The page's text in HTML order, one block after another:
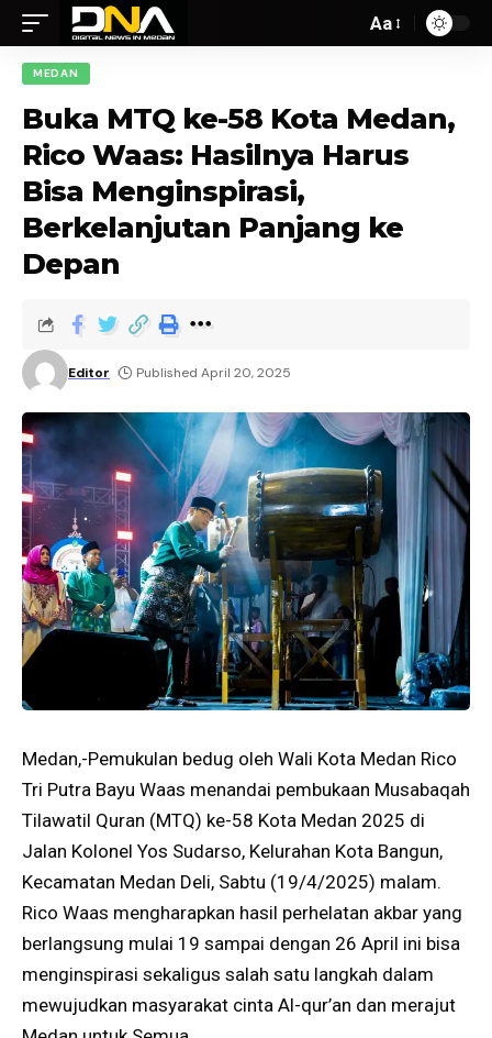
Aa
MEDAN
Buka MTQ ke-58 Kota Medan,
Rico Waas: Hasilnya Harus
Bisa Menginspirasi,
Berkelanjutan Panjang ke
Depan
Editor Published April 20, 2025
Medan,-Pemukulan bedug oleh Wali Kota Medan Rico
Tri Putra Bayu Waas menandai pembukaan Musabaqah
Tilawatil Quran (MTQ) ke-58 Kota Medan 2025 di
Jalan Kolonel Yos Sudarso, Kelurahan Kota Bangun,
Kecamatan Medan Deli, Sabtu (19/4/2025) malam.
Rico Waas mengharapkan hasil perhelatan akbar yang
berlangsung mulai 19 sampai dengan 26 April ini bisa
menginspirasi sekaligus salah satu langkah dalam
mewujudkan masyarakat cinta Al-qur’an dan merajut